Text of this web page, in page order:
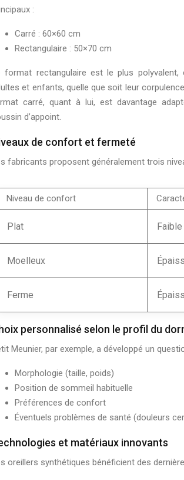
:
Carré : 60×60 cm
Rectangulaire : 50×70 cm
format rectangulaire est le plus polyvalent,
et enfants, quelle que soit leur
carré, quant à lui, est davantage
d’appoint.
de confort et fermeté
fabricants proposent généralement trois
Niveau de confort
Plat
Moelleux
Ferme
personnalisé selon le profil du
Meunier, par exemple, a développé un
Morphologie (taille, poids)
Position de sommeil habituelle
Préférences de confort
Éventuels problèmes de santé (douleurs
et matériaux innovants
oreillers synthétiques bénéficient des